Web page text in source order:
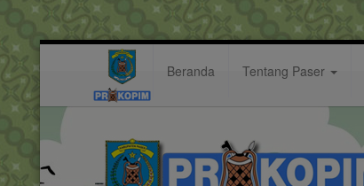
Beranda Tentang Paser
Berita: